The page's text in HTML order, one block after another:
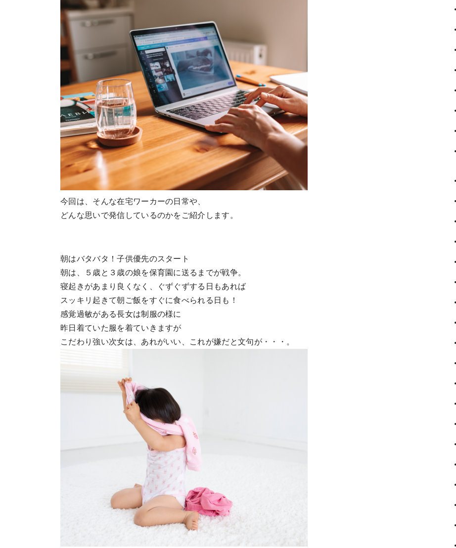
今回は、そんな在宅ワーカーの日常や、
どんな思いで発信しているのかをご紹介します。
朝はバタバタ！子供優先のスタート
朝は、５歳と３歳の娘を保育園に送るまでが戦争。
寝起きがあまり良くなく、ぐずぐずする日もあれば
スッキリ起きて朝ご飯をすぐに食べられる日も！
感覚過敏がある長女は制服の様に
昨日着ていた服を着ていきますが
こだわり強い次女は、あれがいい、これが嫌だと文句が・・・。